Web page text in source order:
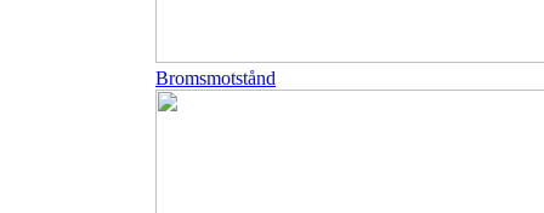
Bromsmotstånd